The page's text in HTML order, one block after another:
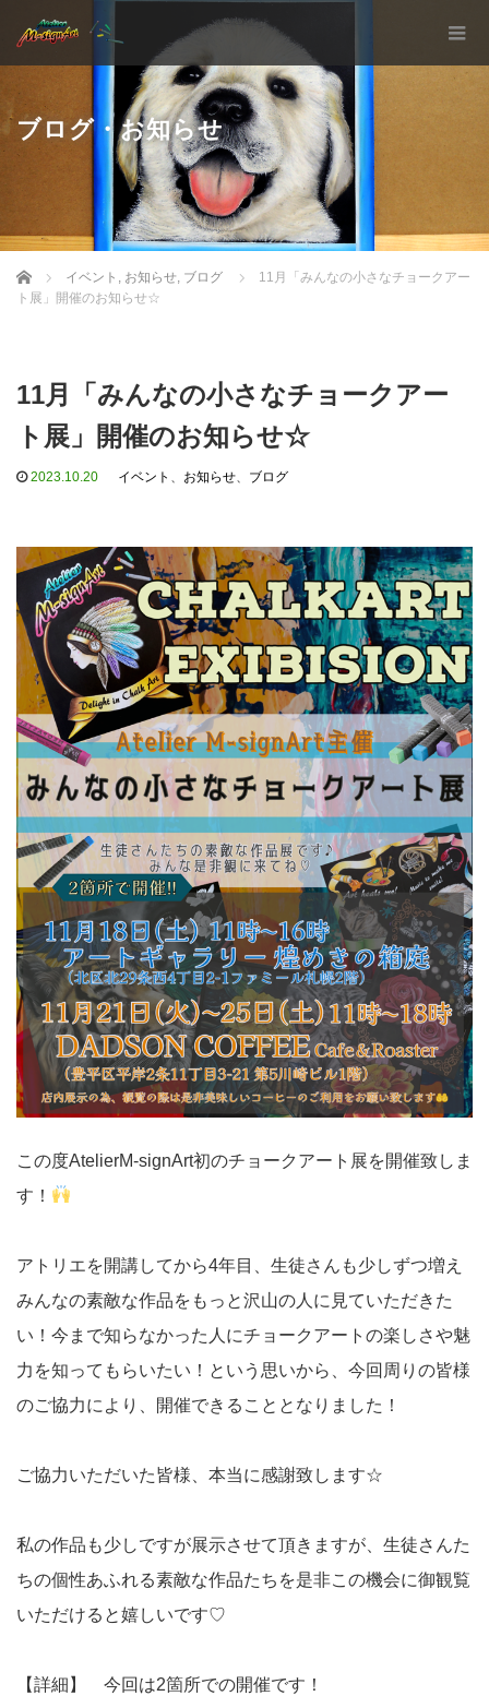
ブログ・お知らせ
Home イベント , お知らせ, ブログ
11月「みんなの小さなチョークアー
ト展」開催のお知らせ☆
11月「みんなの小さなチョークアー
ト展」開催のお知らせ☆
2023.10.20 イベント 、 お知らせ、 ブログ
この度AtelierM-signArt初のチョークアート展を開催致しま
す！
アトリエを開講してから4年目、生徒さんも少しずつ増え
みんなの素敵な作品をもっと沢山の人に見ていただきた
い！今まで知らなかった人にチョークアートの楽しさや魅
力を知ってもらいたい！という思いから、今回周りの皆様
のご協力により、開催できることとなりました！
ご協力いただいた皆様、本当に感謝致します☆
私の作品も少しですが展示させて頂きますが、生徒さんた
ちの個性あふれる素敵な作品たちを是非この機会に御観覧
いただけると嬉しいです♡
【詳細】 今回は2箇所での開催です！